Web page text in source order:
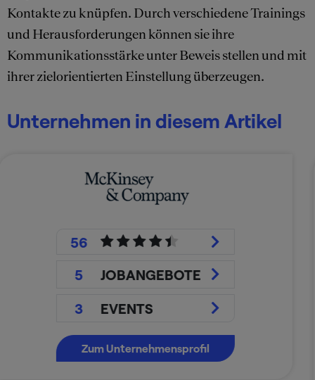
Kontakte zu knüpfen. Durch verschiedene Trainings
und Herausforderungen können sie ihre
Kommunikationsstärke unter Beweis stellen und mit
ihrer zielorientierten Einstellung überzeugen.
Unternehmen in diesem Artikel
67
29
JOBANGEBOTE
1
EVENT